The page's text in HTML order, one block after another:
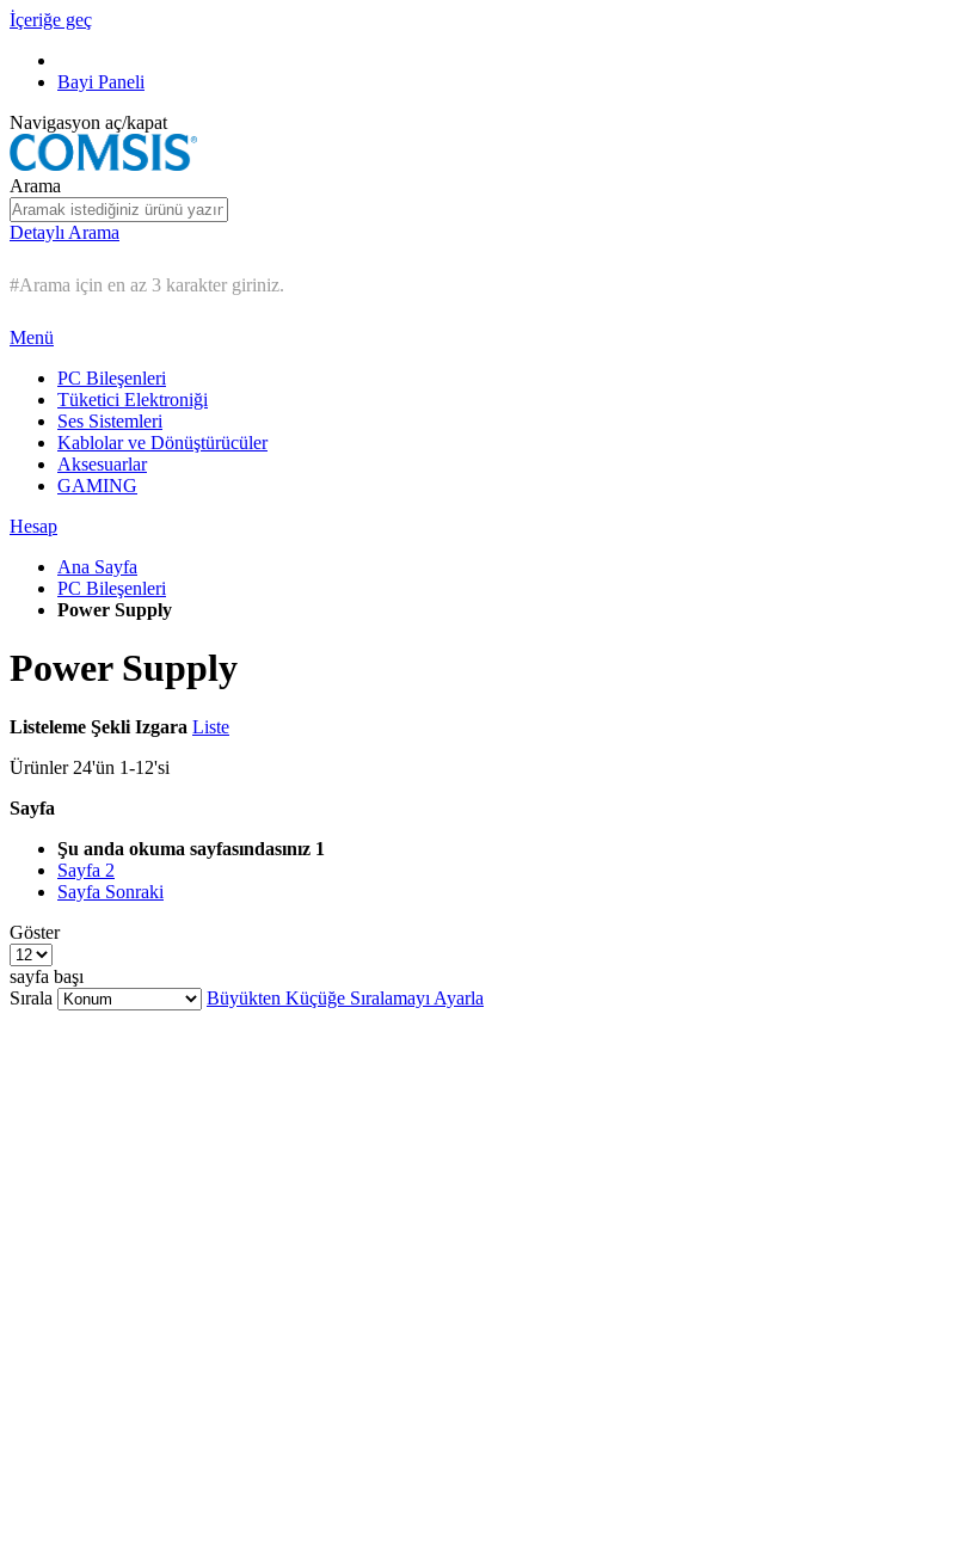
İçeriğe geç
Bayi Paneli
Navigasyon aç/kapat
Arama
Detaylı Arama
#Arama için en az 3 karakter giriniz.
Menü
PC Bileşenleri
Tüketici Elektroniği
Ses Sistemleri
Kablolar ve Dönüştürücüler
Aksesuarlar
GAMING
Hesap
Ana Sayfa
PC Bileşenleri
Power Supply
Power Supply
Listeleme Şekli Izgara Liste
Ürünler 24'ün 1-12'si
Sayfa
Şu anda okuma sayfasındasınız 1
Sayfa 2
Sayfa Sonraki
Göster
sayfa başı
Sırala
Büyükten Küçüğe Sıralamayı Ayarla